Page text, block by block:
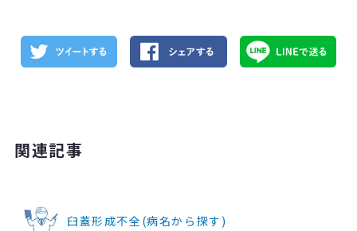
関連記事
臼蓋形成不全(病名から探す)